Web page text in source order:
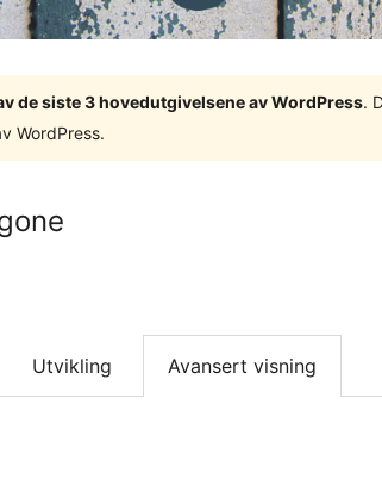
de siste 3 hovedutgivelsene av WordPress.
WordPress.
Utvikling Avansert visning